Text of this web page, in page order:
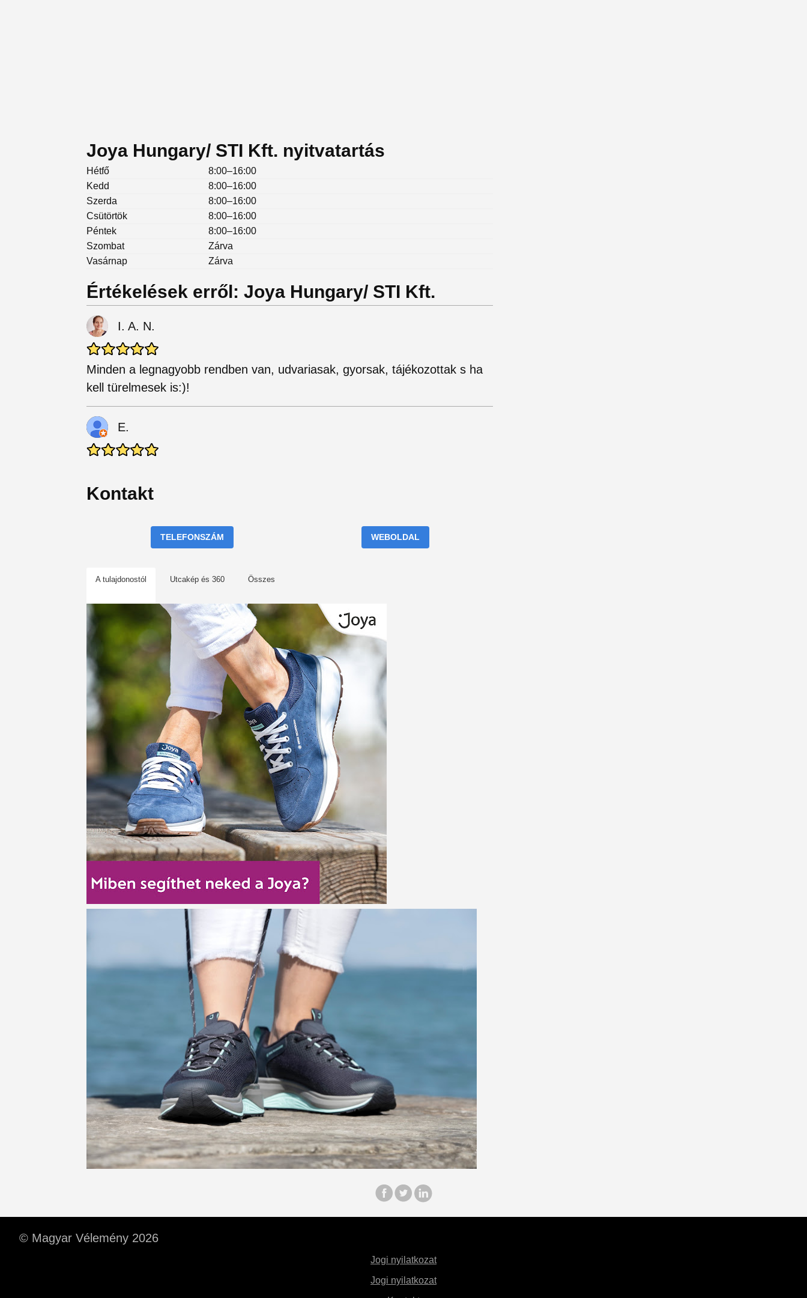
Joya Hungary/ STI Kft. nyitvatartás
Hétfő
8:00–16:00
Kedd
8:00–16:00
Szerda
8:00–16:00
Csütörtök
8:00–16:00
Péntek
8:00–16:00
Szombat
Zárva
Vasárnap
Zárva
Értékelések erről: Joya Hungary/ STI Kft.
I. A. N.
Minden a legnagyobb rendben van, udvariasak, gyorsak, tájékozottak s ha
kell türelmesek is:)!
E.
Kontakt
TELEFONSZÁM WEBOLDAL
A tulajdonostól Utcakép és 360 Összes
© Magyar Vélemény 2026
Jogi nyilatkozat
Jogi nyilatkozat